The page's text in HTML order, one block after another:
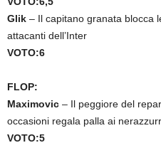
Glik – Il capitano granata blocca
attacanti dell’Inter
VOTO:6
FLOP:
Maximovic – Il peggiore del
occasioni regala palla ai
VOTO:5